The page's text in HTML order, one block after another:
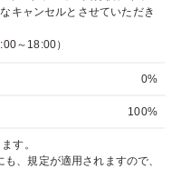
キャンセルとさせていただき
～18:00）
0%
100%
す。
、規定が適用されますので、